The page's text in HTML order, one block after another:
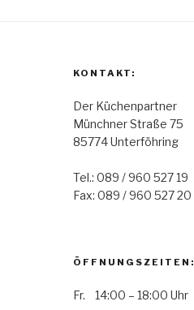
KONTAKT:
Der Küchenpartner
Münchner Straße 75
85774 Unterföhring
Tel.: 089 / 960 527 19
Fax: 089 / 960 527 20
ÖFFNUNGSZEITEN:
Fr. 14:00 – 18:00 Uhr